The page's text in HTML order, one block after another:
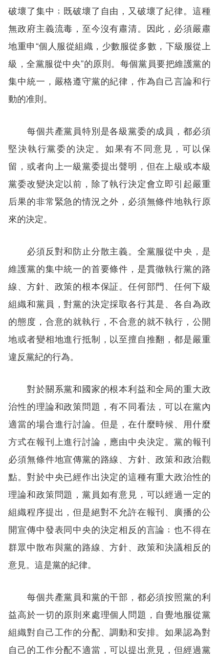
破壞了集中﹔既破壞了自由，又破壞了紀律。這種
無政府主義流毒，至今沒有肅清。因此，必須嚴肅
地重申“個人服從組織，少數服從多數，下級服從上
級，全黨服從中央”的原則。每個黨員要把維護黨的
集中統一，嚴格遵守黨的紀律，作為自己言論和行
動的准則。
每個共產黨員特別是各級黨委的成員，都必須
堅決執行黨委的決定。如果有不同意見，可以保
留，或者向上一級黨委提出聲明，但在上級或本級
黨委改變決定以前，除了執行決定會立即引起嚴重
后果的非常緊急的情況之外，必須無條件地執行原
來的決定。
必須反對和防止分散主義。全黨服從中央，是
維護黨的集中統一的首要條件，是貫徹執行黨的路
線、方針、政策的根本保証。任何部門、任何下級
組織和黨員，對黨的決定採取各行其是、各自為政
的態度，合意的就執行，不合意的就不執行，公開
地或者變相地進行抵制，以至擅自推翻，都是嚴重
違反黨紀的行為。
對於關系黨和國家的根本利益和全局的重大政
治性的理論和政策問題，有不同看法，可以在黨內
適當的場合進行討論。但是，在什麼時候、用什麼
方式在報刊上進行討論，應由中央決定。黨的報刊
必須無條件地宣傳黨的路線、方針、政策和政治觀
點。對於中央已經作出決定的這種有重大政治性的
理論和政策問題，黨員如有意見，可以經過一定的
組織程序提出，但是絕對不允許在報刊、廣播的公
開宣傳中發表同中央的決定相反的言論﹔也不得在
群眾中散布與黨的路線、方針、政策和決議相反的
意見。這是黨的紀律。
每個共產黨員和黨的干部，都必須按照黨的利
益高於一切的原則來處理個人問題，自覺地服從黨
組織對自己工作的分配、調動和安排。如果認為對
自己的工作分配不適當，可以提出意見，但經過黨